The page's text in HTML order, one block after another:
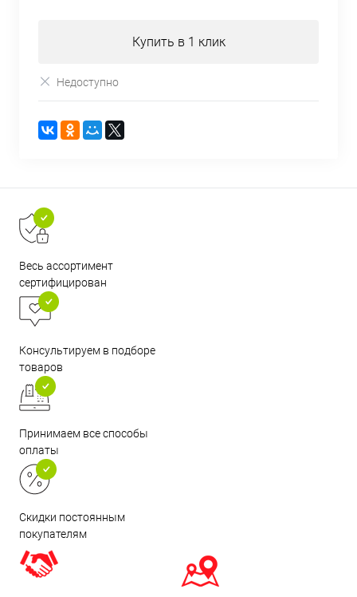
Купить в 1 клик
Недоступно
Весь ассортимент
сертифицирован
Консультируем в подборе
товаров
Принимаем все способы
оплаты
Скидки постоянным
покупателям